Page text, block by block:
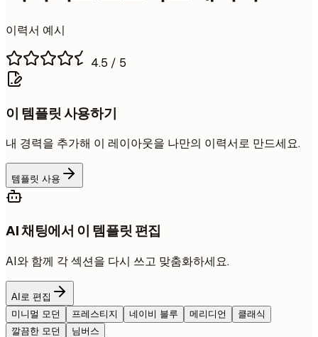
이력서 예시
4.5 / 5
이 템플릿 사용하기
내 경력을 추가해 이 레이아웃을 나만의 이력서로 만드세요.
템플릿 사용
AI 채팅에서 이 템플릿 편집
AI와 함께 각 섹션을 다시 쓰고 맞춤화하세요.
AI로 편집
미니멀 모던
프레스티지 네이비 블루 메리디언
클래식
깔끔한 모던
님버스